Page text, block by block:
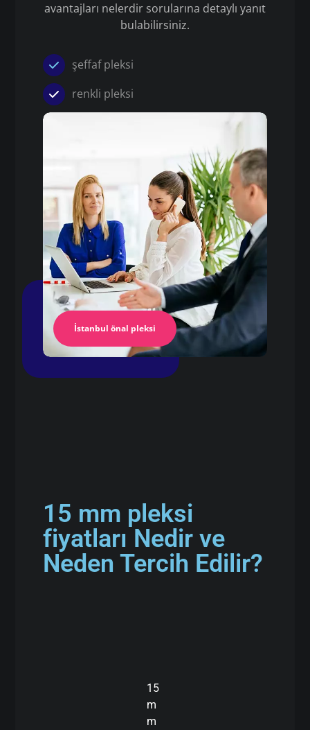
İstanbul önal pleksi
avantajları nelerdir sorularına detaylı yanıt
bulabilirsiniz.
şeffaf pleksi
renkli pleksi
Pleksi Masa
İstanbul Pleksi
15 mm pleksi
fiyatları Nedir ve
Neden Tercih Edilir?
15
m
m